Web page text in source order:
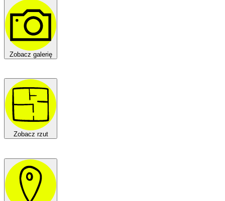
Zobacz galerię
Zobacz rzut